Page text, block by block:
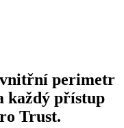
perimetr
každý přístup
Trust.